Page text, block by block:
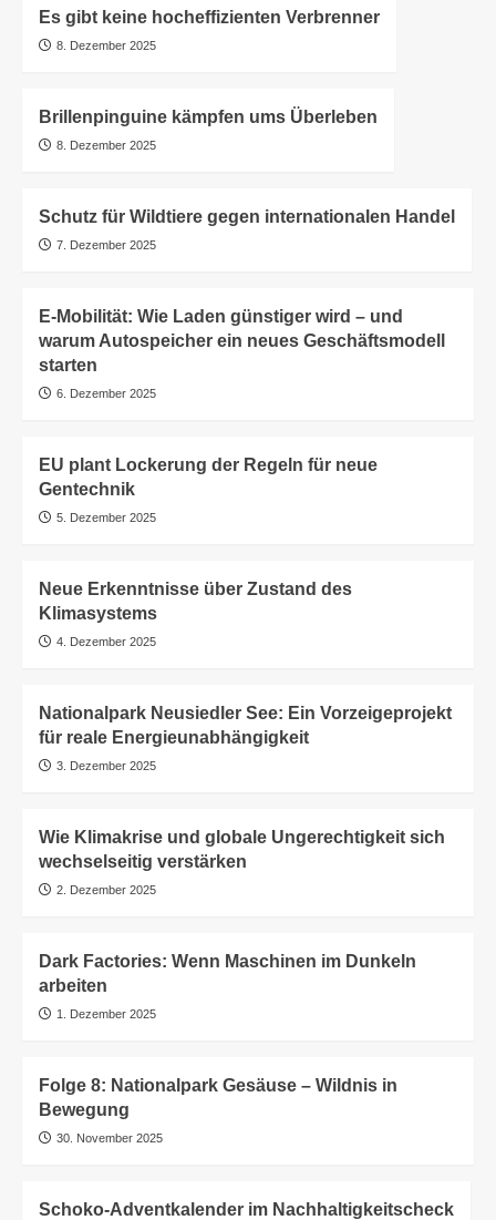
Es gibt keine hocheffizienten Verbrenner
8. Dezember 2025
Brillenpinguine kämpfen ums Überleben
8. Dezember 2025
Schutz für Wildtiere gegen internationalen Handel
7. Dezember 2025
E-Mobilität: Wie Laden günstiger wird – und
warum Autospeicher ein neues Geschäftsmodell
starten
6. Dezember 2025
EU plant Lockerung der Regeln für neue
Gentechnik
5. Dezember 2025
Neue Erkenntnisse über Zustand des
Klimasystems
4. Dezember 2025
Nationalpark Neusiedler See: Ein Vorzeigeprojekt
für reale Energieunabhängigkeit
3. Dezember 2025
Wie Klimakrise und globale Ungerechtigkeit sich
wechselseitig verstärken
2. Dezember 2025
Dark Factories: Wenn Maschinen im Dunkeln
arbeiten
1. Dezember 2025
Folge 8: Nationalpark Gesäuse – Wildnis in
Bewegung
30. November 2025
Schoko-Adventkalender im Nachhaltigkeitscheck